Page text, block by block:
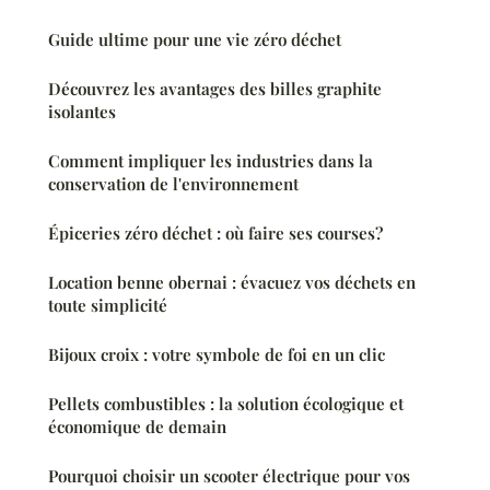
Guide ultime pour une vie zéro déchet
Découvrez les avantages des billes graphite
isolantes
Comment impliquer les industries dans la
conservation de l'environnement
Épiceries zéro déchet : où faire ses courses?
Location benne obernai : évacuez vos déchets en
toute simplicité
Bijoux croix : votre symbole de foi en un clic
Pellets combustibles : la solution écologique et
économique de demain
Pourquoi choisir un scooter électrique pour vos